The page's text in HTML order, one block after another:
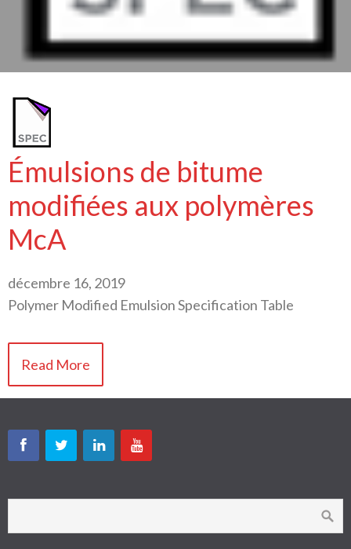
Émulsions de bitume
modifiées aux polymères
McA
décembre 16, 2019
Polymer Modified Emulsion Specification Table
Read More